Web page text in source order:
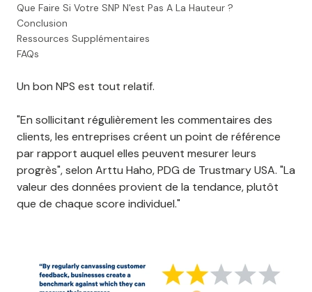
Que Faire Si Votre SNP N'est Pas A La Hauteur ?
Conclusion
Ressources Supplémentaires
FAQs
Un bon NPS est tout relatif.
"En sollicitant régulièrement les commentaires des
clients, les entreprises créent un point de référence
par rapport auquel elles peuvent mesurer leurs
progrès", selon Arttu Haho, PDG de Trustmary USA. "La
valeur des données provient de la tendance, plutôt
que de chaque score individuel."